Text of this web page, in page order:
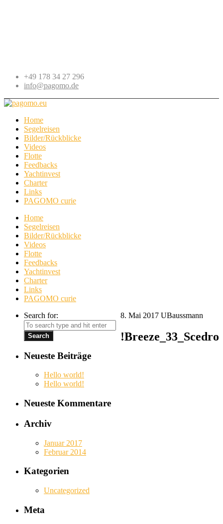
+49 178 34 27 296
info@pagomo.de
Home
Segelreisen
Bilder/Rückblicke
Videos
Flotte
Feedbacks
Yachtinvest
Charter
Links
PAGOMO curie
Home
Segelreisen
Bilder/Rückblicke
Videos
Flotte
Feedbacks
Yachtinvest
Charter
Links
PAGOMO curie
8. Mai 2017 UBaussmann
!Breeze_33_Scedro
Search for:
Neueste Beiträge
Hello world!
Hello world!
Neueste Kommentare
Archiv
Januar 2017
Februar 2014
Kategorien
Uncategorized
Meta